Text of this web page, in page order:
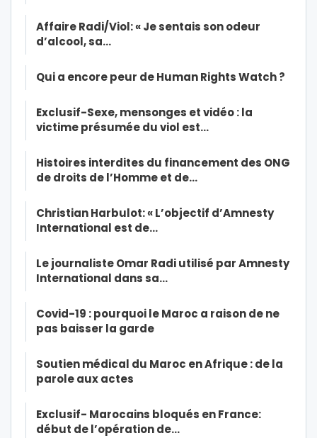
Affaire Radi/Viol: « Je sentais son odeur
d’alcool, sa…
Qui a encore peur de Human Rights Watch ?
Exclusif-Sexe, mensonges et vidéo : la
victime présumée du viol est…
Histoires interdites du financement des ONG
de droits de l’Homme et de…
Christian Harbulot: « L’objectif d’Amnesty
International est de…
Le journaliste Omar Radi utilisé par Amnesty
International dans sa…
Covid-19 : pourquoi le Maroc a raison de ne
pas baisser la garde
Soutien médical du Maroc en Afrique : de la
parole aux actes
Exclusif- Marocains bloqués en France:
début de l’opération de…